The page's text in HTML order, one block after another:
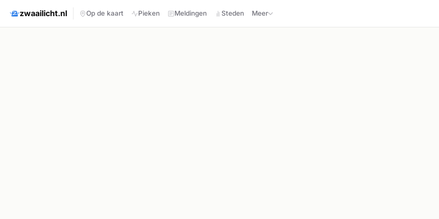
zwaailicht.nl Op de kaart Pieken Meldingen Steden Meer